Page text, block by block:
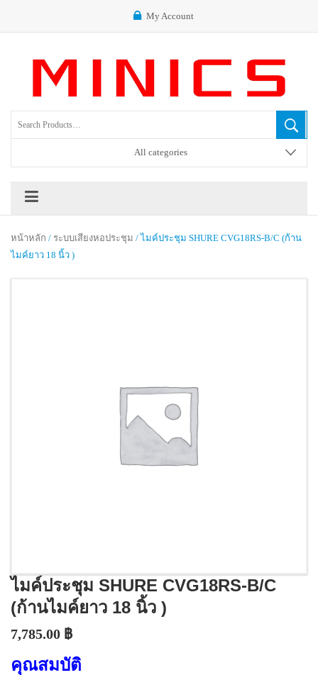
My Account
All categories
หน้าหลัก / ระบบเสียงหอประชุม / ไมค์ประชุม SHURE CVG18RS-B/C (ก้าน
ไมค์ยาว 18 นิ้ว )
ไมค์ประชุม SHURE CVG18RS-B/C
(ก้านไมค์ยาว 18 นิ้ว )
7,785.00 ฿
คุณสมบัติ